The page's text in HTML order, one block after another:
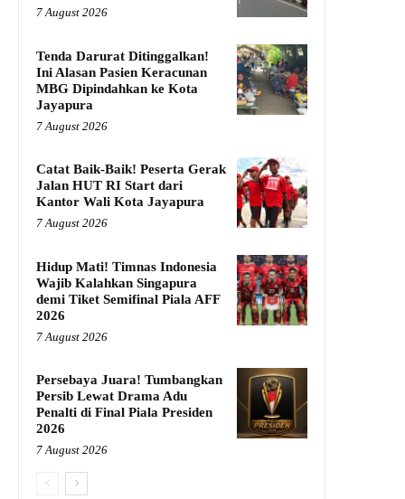
7 August 2026
Tenda Darurat Ditinggalkan!
Ini Alasan Pasien Keracunan
MBG Dipindahkan ke Kota
Jayapura
7 August 2026
Catat Baik-Baik! Peserta Gerak
Jalan HUT RI Start dari
Kantor Wali Kota Jayapura
7 August 2026
Hidup Mati! Timnas Indonesia
Wajib Kalahkan Singapura
demi Tiket Semifinal Piala AFF
2026
7 August 2026
Persebaya Juara! Tumbangkan
Persib Lewat Drama Adu
Penalti di Final Piala Presiden
2026
7 August 2026